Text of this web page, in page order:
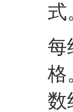
式
每
格
数